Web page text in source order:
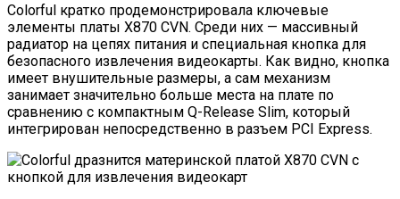
Colorful кратко продемонстрировала ключевые
элементы платы X870 CVN. Среди них — массивный
радиатор на цепях питания и специальная кнопка для
безопасного извлечения видеокарты. Как видно, кнопка
имеет внушительные размеры, а сам механизм
занимает значительно больше места на плате по
сравнению с компактным Q-Release Slim, который
интегрирован непосредственно в разъем PCI Express.